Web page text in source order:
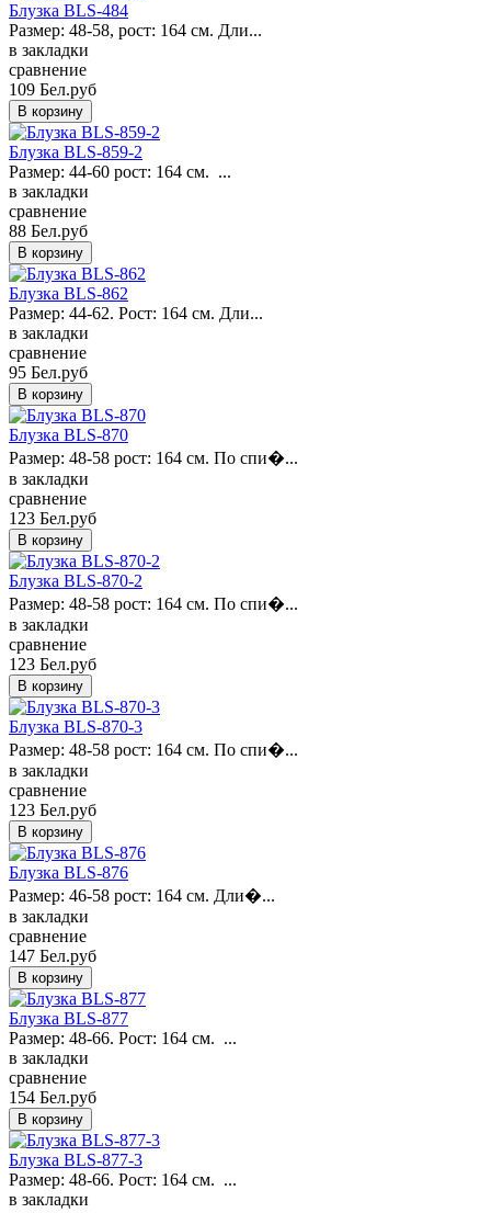
Блузка BLS-484
Размер: 48-58, рост: 164 см. Дли...
в закладки
сравнение
109 Бел.руб
Блузка BLS-859-2
Размер: 44-60 рост: 164 см. ...
в закладки
сравнение
88 Бел.руб
Блузка BLS-862
Размер: 44-62. Рост: 164 см. Дли...
в закладки
сравнение
95 Бел.руб
Блузка BLS-870
Размер: 48-58 рост: 164 см. По спи�...
в закладки
сравнение
123 Бел.руб
Блузка BLS-870-2
Размер: 48-58 рост: 164 см. По спи�...
в закладки
сравнение
123 Бел.руб
Блузка BLS-870-3
Размер: 48-58 рост: 164 см. По спи�...
в закладки
сравнение
123 Бел.руб
Блузка BLS-876
Размер: 46-58 рост: 164 см. Дли�...
в закладки
сравнение
147 Бел.руб
Блузка BLS-877
Размер: 48-66. Рост: 164 см. ...
в закладки
сравнение
154 Бел.руб
Блузка BLS-877-3
Размер: 48-66. Рост: 164 см. ...
в закладки